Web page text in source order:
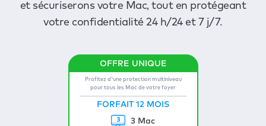
et sécuriserons votre Mac, tout en protégeant
votre confidentialité 24 h/24 et 7 j/7.
Profitez d'une protection multiniveau
pour tous les Mac de votre foyer
FORFAIT 12 MOIS
3 Mac